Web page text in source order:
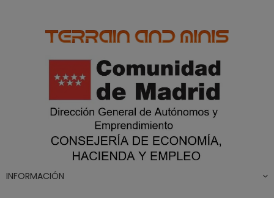
INFORMACIÓN